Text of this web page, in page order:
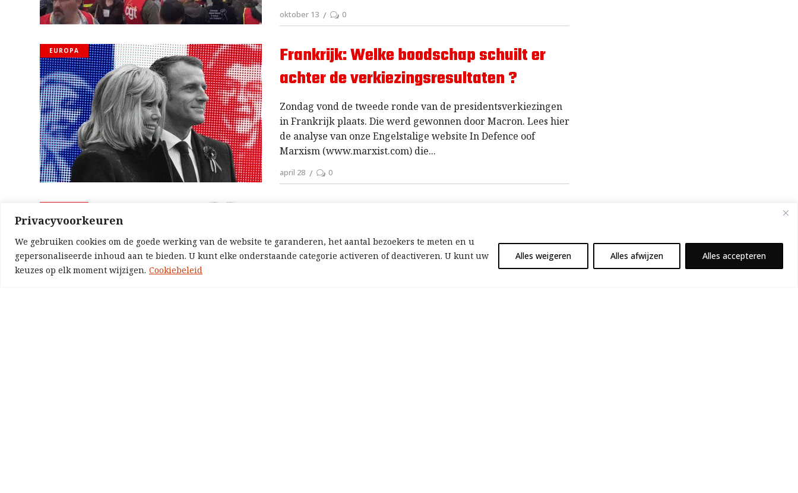
Privacyvoorkeuren
We gebruiken cookies om de goede werking van de website te garanderen, het aantal bezoekers te meten en u
gepersonaliseerde inhoud aan te bieden. U kunt elke onderstaande categorie activeren of deactiveren. U kunt uw
keuzes op elk moment wijzigen. Cookiebeleid
Alles weigeren Alles afwijzen Alles accepteren
oktober 13 0
EUROPA
Frankrijk: Welke boodschap schuilt er
achter de verkiezingsresultaten ?
Zondag vond de tweede ronde van de presidentsverkiezingen
in Frankrijk plaats. Die werd gewonnen door Macron. Lees hier
de analyse van onze Engelstalige website In Defence oof
Marxism (www.marxist.com) die
april 28 0
noch de andere!
De eerste ronde van de presidentsverkiezingen is net voorbij.